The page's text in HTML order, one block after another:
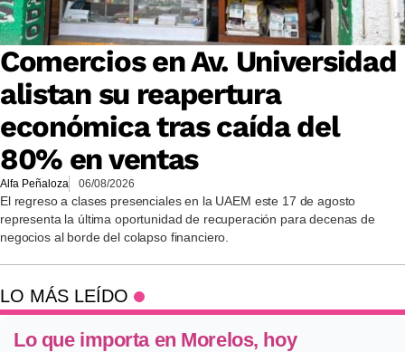
Comercios en Av. Universidad
alistan su reapertura
económica tras caída del
80% en ventas
Alfa Peñaloza 06/08/2026
El regreso a clases presenciales en la UAEM este 17 de agosto
representa la última oportunidad de recuperación para decenas de
negocios al borde del colapso financiero.
LO MÁS LEÍDO
Lo que importa en Morelos, hoy